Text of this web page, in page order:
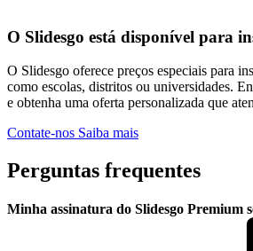
O Slidesgo está disponível para
O Slidesgo oferece preços especiais para
como escolas, distritos ou universidades.
e obtenha uma oferta personalizada que
Contate-nos Saiba mais
Perguntas frequentes
Minha assinatura do Slidesgo Premium